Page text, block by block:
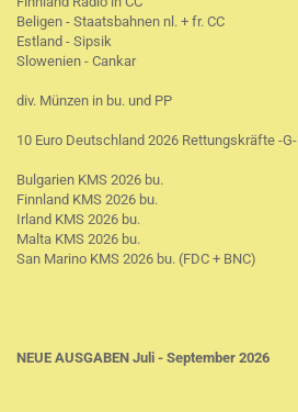
Beligen - Staatsbahnen nl. + fr. CC
Estland - Sipsik
Slowenien - Cankar
div. Münzen in bu. und PP
10 Euro Deutschland 2026 Rettungskräfte -G-
Bulgarien KMS 2026 bu.
Finnland KMS 2026 bu.
Irland KMS 2026 bu.
Malta KMS 2026 bu.
San Marino KMS 2026 bu. (FDC + BNC)
NEUE AUSGABEN Juli - September 2026